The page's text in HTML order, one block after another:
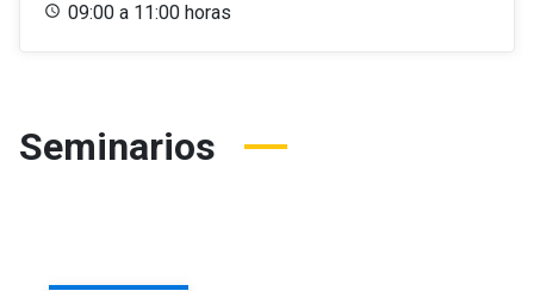
09:00 a 11:00 horas
Seminarios